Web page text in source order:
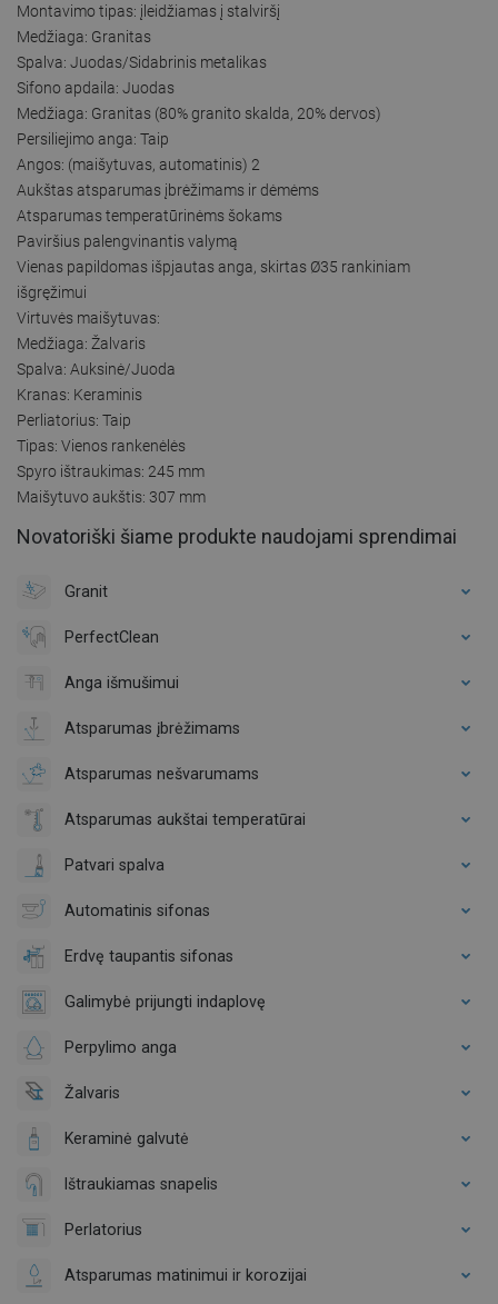
Montavimo tipas: įleidžiamas į stalviršį
Medžiaga: Granitas
Spalva: Juodas/Sidabrinis metalikas
Sifono apdaila: Juodas
Medžiaga: Granitas (80% granito skalda, 20% dervos)
Persiliejimo anga: Taip
Angos: (maišytuvas, automatinis) 2
Aukštas atsparumas įbrėžimams ir dėmėms
Atsparumas temperatūrinėms šokams
Paviršius palengvinantis valymą
Vienas papildomas išpjautas anga, skirtas Ø35 rankiniam
išgręžimui
Virtuvės maišytuvas:
Medžiaga: Žalvaris
Spalva: Auksinė/Juoda
Kranas: Keraminis
Perliatorius: Taip
Tipas: Vienos rankenėlės
Spyro ištraukimas: 245 mm
Maišytuvo aukštis: 307 mm
Novatoriški šiame produkte naudojami sprendimai
Granit
PerfectClean
Anga išmušimui
Atsparumas įbrėžimams
Atsparumas nešvarumams
Atsparumas aukštai temperatūrai
Patvari spalva
Automatinis sifonas
Erdvę taupantis sifonas
Galimybė prijungti indaplovę
Perpylimo anga
Žalvaris
Keraminė galvutė
Ištraukiamas snapelis
Perlatorius
Atsparumas matinimui ir korozijai